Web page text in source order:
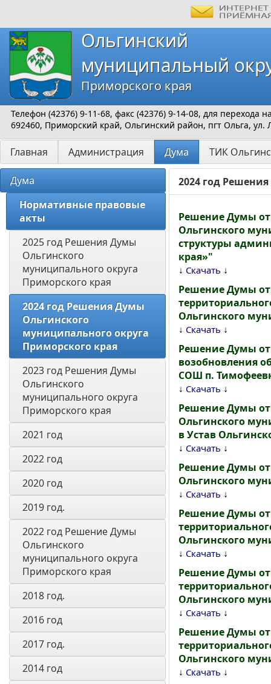
Ольгинский
муниципальный
Приморского края
Телефон (42376) 9-11-68, факс (42376) 9-14-08, для перехода
692460, Приморский край, Ольгинский район, пгт Ольга, ул.
Главная Администрация Дума ТИК
Дума
Нормативные правовые
акты
2025 год Решения Думы
Ольгинского
муниципального округа
Приморского края
2024 год Решения Думы
Ольгинского
муниципального округа
Приморского края
2023 год Решения Думы
Ольгинского
муниципального округа
Приморского края
2021 год
2022 год
2020 год
2019 год.
2022 год Решение Думы
Ольгинского
муниципального округа
Приморского края
2018 год.
2016 год
2017 год.
2014 год
2024 год
Решение Думы
Ольгинского
структуры
края»"
↓ Скачать ↓
Решение Думы от
Ольгинского
↓ Скачать ↓
Решение Думы от
возобновления
СОШ п.
↓ Скачать ↓
Решение Думы
Ольгинского
в Устав
↓ Скачать ↓
Решение Думы
Ольгинского
↓ Скачать ↓
Решение Думы от
Ольгинского
↓ Скачать ↓
Решение Думы от
Ольгинского
↓ Скачать ↓
Решение Думы от
Ольгинского
↓ Скачать ↓